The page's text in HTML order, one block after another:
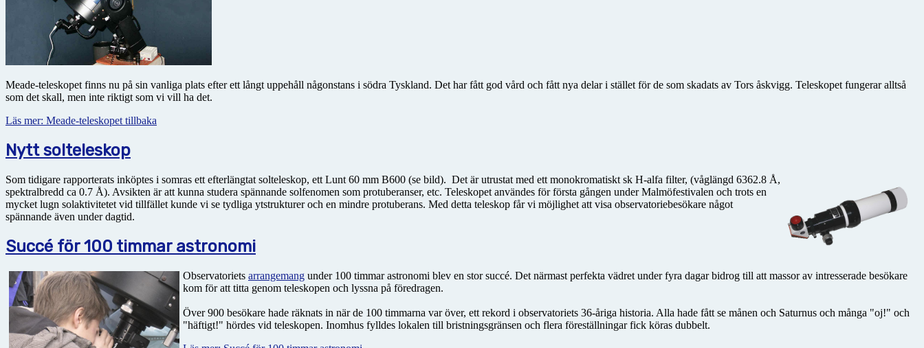
Meade-teleskopet finns nu på sin vanliga plats efter ett långt uppehåll någonstans i södra Tyskland. Det har fått god vård och fått nya delar i stället för de som skadats av Tors åskvigg. Teleskopet fungerar alltså
som det skall, men inte riktigt som vi vill ha det.
Läs mer: Meade-teleskopet tillbaka
Nytt solteleskop
Som tidigare rapporterats inköptes i somras ett efterlängtat solteleskop, ett Lunt 60 mm B600 (se bild). Det är utrustat med ett monokromatiskt sk H-alfa filter, (våglängd 6362.8 Å,
spektralbredd ca 0.7 Å). Avsikten är att kunna studera spännande solfenomen som protuberanser, etc. Teleskopet användes för första gången under Malmöfestivalen och trots en
mycket lugn solaktivitetet vid tillfället kunde vi se tydliga ytstrukturer och en mindre protuberans. Med detta teleskop får vi möjlighet att visa observatoriebesökare något
spännande även under dagtid.
Succé för 100 timmar astronomi
Observatoriets arrangemang under 100 timmar astronomi blev en stor succé. Det närmast perfekta vädret under fyra dagar bidrog till att massor av intresserade besökare
kom för att titta genom teleskopen och lyssna på föredragen.
Över 900 besökare hade räknats in när de 100 timmarna var över, ett rekord i observatoriets 36-åriga historia. Alla hade fått se månen och Saturnus och många "oj!" och
"häftigt!" hördes vid teleskopen. Inomhus fylldes lokalen till bristningsgränsen och flera föreställningar fick köras dubbelt.